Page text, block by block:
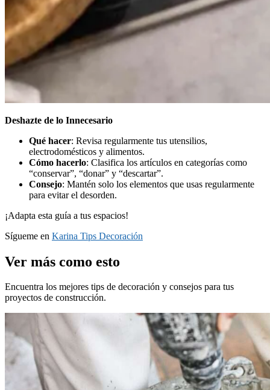
Deshazte de lo Innecesario
Qué hacer: Revisa regularmente tus utensilios,
electrodomésticos y alimentos.
Cómo hacerlo: Clasifica los artículos en categorías como
“conservar”, “donar” y “descartar”.
Consejo: Mantén solo los elementos que usas regularmente
para evitar el desorden.
¡Adapta esta guía a tus espacios!
Sígueme en Karina Tips Decoración
Ver más como esto
Encuentra los mejores tips de decoración y consejos para tus
proyectos de construcción.